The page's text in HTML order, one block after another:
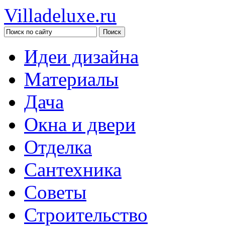
Villadeluxe.ru
Идеи дизайна
Материалы
Дача
Окна и двери
Отделка
Сантехника
Советы
Строительство